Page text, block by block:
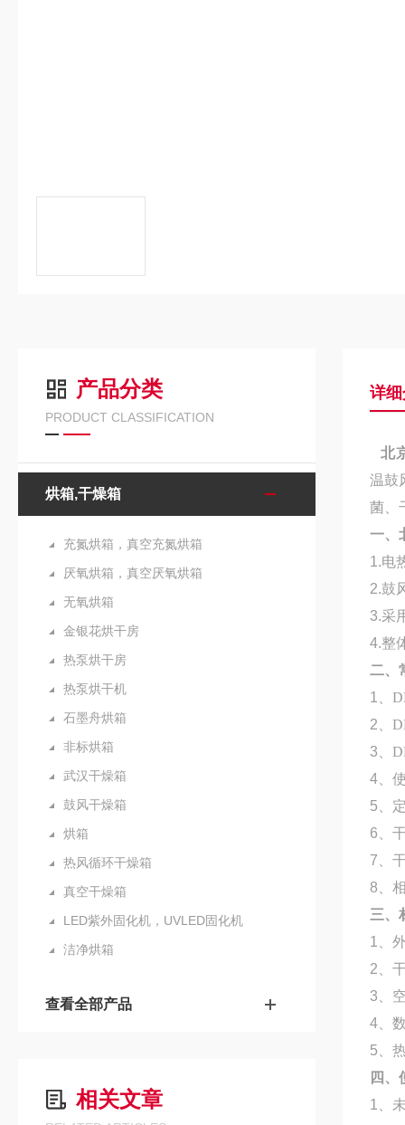
产品分类
PRODUCT CLASSIFICATION
烘箱,干燥箱
充氮烘箱，真空充氮烘箱
厌氧烘箱，真空厌氧烘箱
无氧烘箱
金银花烘干房
热泵烘干房
热泵烘干机
石墨舟烘箱
非标烘箱
武汉干燥箱
鼓风干燥箱
烘箱
热风循环干燥箱
真空干燥箱
LED紫外固化机，UVLED固化机
洁净烘箱
查看全部产品
相关文章
详
北
温鼓
菌、
一、
1.电
2.鼓
3.采
4.整
二、
1
2
3
4 、
5 、
6 、
7 、
8 、
三、
1
、
2 、
3 、
4 、
5 、
四、
1
、